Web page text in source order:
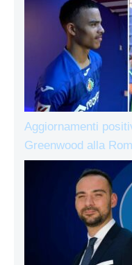
Aggiornamenti
Greenwood alla